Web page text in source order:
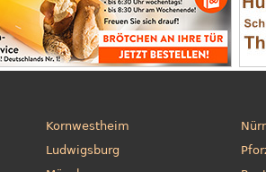
Kornwestheim
Ludwigsburg